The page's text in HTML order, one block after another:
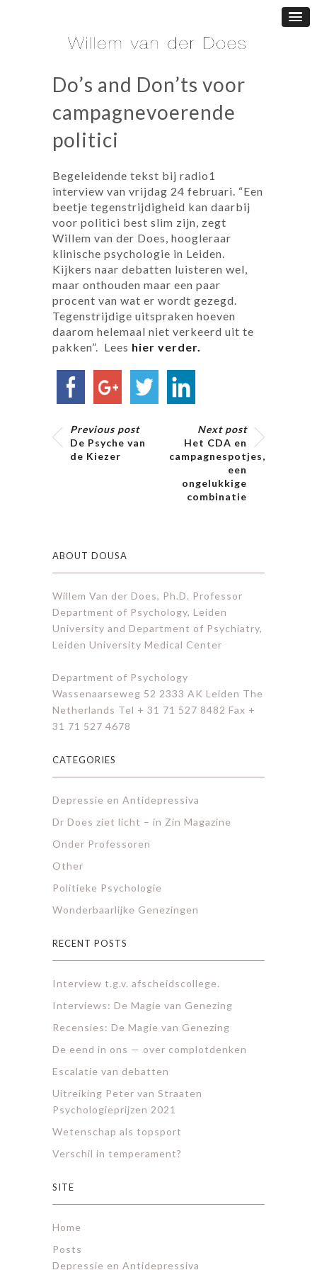
Do’s and Don’ts voor
campagnevoerende
politici
Begeleidende tekst bij radio1
interview van vrijdag 24 februari. “Een
beetje tegenstrijdigheid kan daarbij
voor politici best slim zijn, zegt
Willem van der Does, hoogleraar
klinische psychologie in Leiden.
Kijkers naar debatten luisteren wel,
maar onthouden maar een paar
procent van wat er wordt gezegd.
Tegenstrijdige uitspraken hoeven
daarom helemaal niet verkeerd uit te
pakken”. Lees hier verder.
Previous post
De Psyche van
de Kiezer
Next post
Het CDA en
campagnespotjes,
een
ongelukkige
combinatie
ABOUT DOUSA
Willem Van der Does, Ph.D. Professor
Department of Psychology, Leiden
University and Department of Psychiatry,
Leiden University Medical Center
Department of Psychology
Wassenaarseweg 52 2333 AK Leiden The
Netherlands Tel + 31 71 527 8482 Fax +
31 71 527 4678
CATEGORIES
Depressie en Antidepressiva
Dr Does ziet licht – in Zin Magazine
Onder Professoren
Other
Politieke Psychologie
Wonderbaarlijke Genezingen
RECENT POSTS
Interview t.g.v. afscheidscollege.
Interviews: De Magie van Genezing
Recensies: De Magie van Genezing
De eend in ons — over complotdenken
Escalatie van debatten
Uitreiking Peter van Straaten
Psychologieprijzen 2021
Wetenschap als topsport
Verschil in temperament?
SITE
Home
Posts
Depressie en Antidepressiva